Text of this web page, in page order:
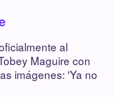
al
Maguire con
imágenes: 'Ya no